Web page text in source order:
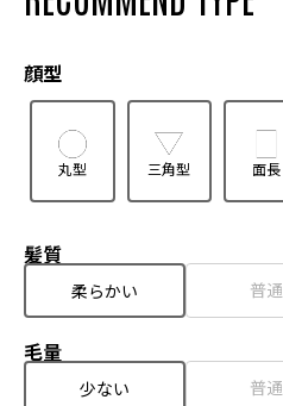
顔型
丸型 三角型 面長
髪質
柔らかい 普通
毛量
少ない 普通